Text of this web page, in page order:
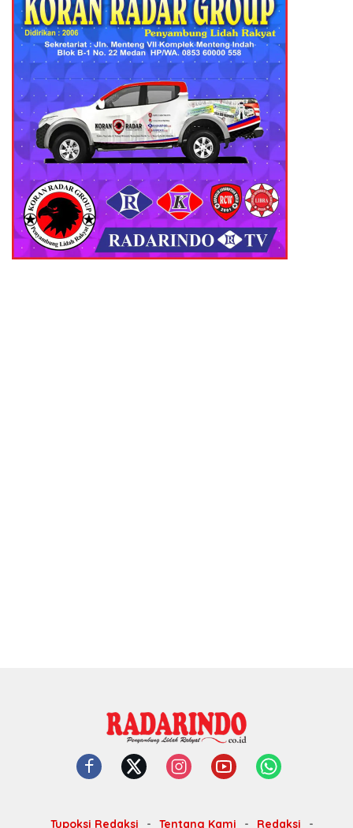
Tupoksi Redaksi Tentang Kami Redaksi